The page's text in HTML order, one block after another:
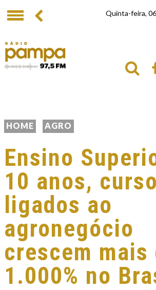
Quinta-feira,
HOME AGRO
Ensino
10 anos,
ligados ao
agronegócio
crescem mais
1.000% no